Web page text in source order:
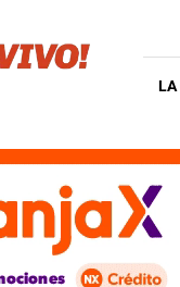
LA